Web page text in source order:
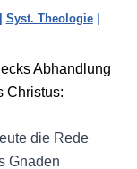
Syst. Theologie|
Abhandlung
Christus:
die Rede
Gnaden